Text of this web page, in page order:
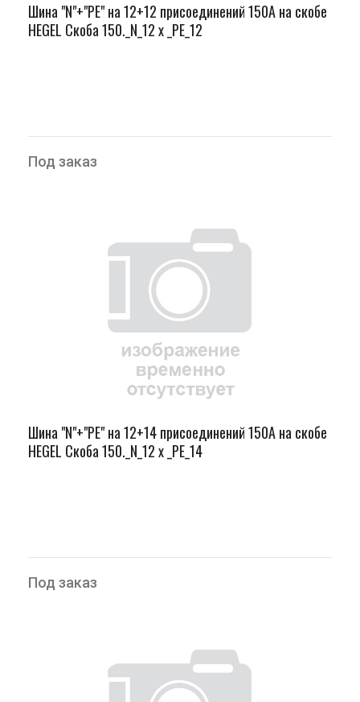
Шина "N"+"PЕ" на 12+12 присоединений 150А на скобе
HEGEL Скоба 150._N_12 х _PE_12
Под заказ
Шина "N"+"PЕ" на 12+14 присоединений 150А на скобе
HEGEL Скоба 150._N_12 х _PE_14
Под заказ